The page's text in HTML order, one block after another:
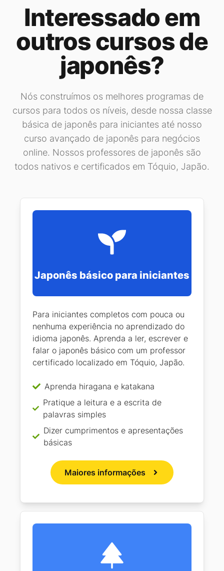
Interessado em
outros cursos de
japonês?
Nós construímos os melhores programas de
cursos para todos os níveis, desde nossa classe
básica de japonês para iniciantes até nosso
curso avançado de japonês para negócios
online. Nossos professores de japonês são
todos nativos e certificados em Tóquio, Japão.
Japonês básico para iniciantes
Para iniciantes completos com pouca ou
nenhuma experiência no aprendizado do
idioma japonês. Aprenda a ler, escrever e
falar o japonês básico com um professor
certificado localizado em Tóquio, Japão.
Aprenda hiragana e katakana
Pratique a leitura e a escrita de
palavras simples
Dizer cumprimentos e apresentações
básicas
Maiores informações